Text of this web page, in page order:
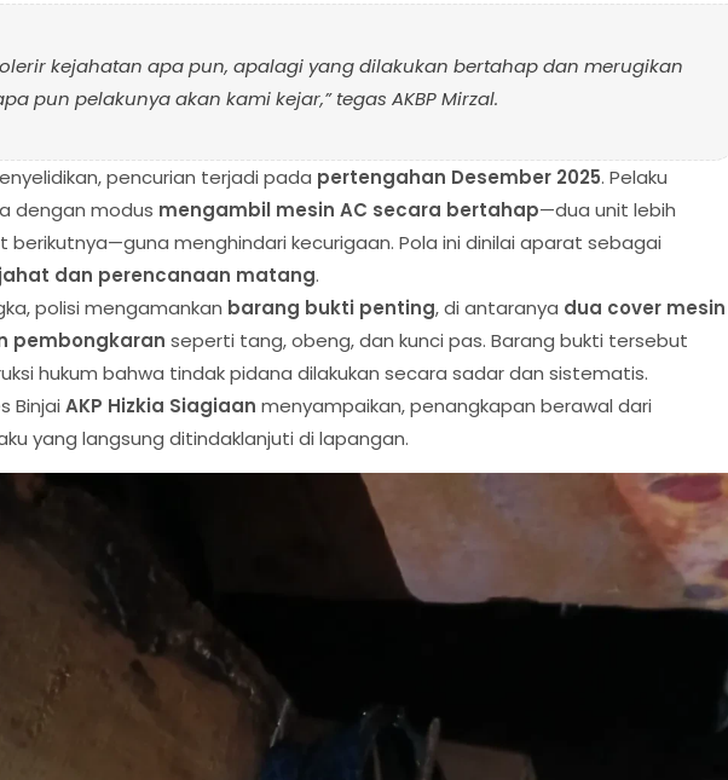
kejahatan apa pun, apalagi yang dilakukan bertahap dan merugikan
pun pelakunya akan kami kejar,” tegas AKBP Mirzal.
pencurian terjadi pada pertengahan Desember 2025. Pelaku
dengan modus mengambil mesin AC secara bertahap—dua unit lebih
berikutnya—guna menghindari kecurigaan. Pola ini dinilai aparat sebagai
dan perencanaan matang.
polisi mengamankan barang bukti penting, di antaranya dua cover mesin
pembongkaran seperti tang, obeng, dan kunci pas. Barang bukti tersebut
hukum bahwa tindak pidana dilakukan secara sadar dan sistematis.
Binjai AKP Hizkia Siagiaan menyampaikan, penangkapan berawal dari
yang langsung ditindaklanjuti di lapangan.